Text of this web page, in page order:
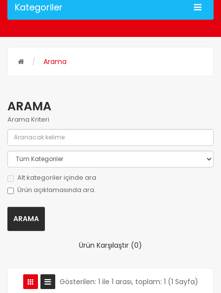
Kategoriler
Arama
ARAMA
Arama Kriteri
Alt kategoriler içinde ara
Ürün açıklamasında ara.
Ürün Karşılaştır (0)
Gösterilen: 1 ile 1 arası, toplam: 1 (1 Sayfa)